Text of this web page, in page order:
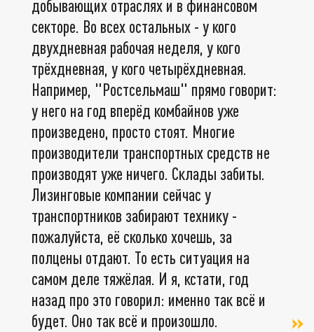
добывающих отраслях и в финансовом
секторе. Во всех остальных - у кого
двухдневная рабочая неделя, у кого
трёхдневная, у кого четырёхдневная.
Например, "Ростсельмаш" прямо говорит:
у него на год вперёд комбайнов уже
произведено, просто стоят. Многие
производители транспортных средств не
производят уже ничего. Склады забиты.
Лизинговые компании сейчас у
транспортников забирают технику -
пожалуйста, её сколько хочешь, за
полцены отдают. То есть ситуация на
самом деле тяжёлая. И я, кстати, год
назад про это говорил: именно так всё и
будет. Оно так всё и произошло.